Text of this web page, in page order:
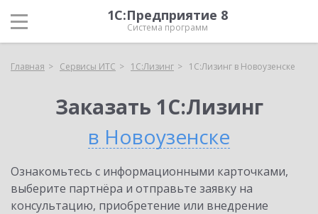
1С:Предприятие 8
Система программ
Главная Сервисы ИТС 1С:Лизинг 1С:Лизинг в Новоузенске
Заказать 1С:Лизинг
в Новоузенске
Ознакомьтесь с информационными карточками,
выберите партнёра и отправьте заявку на
консультацию, приобретение или внедрение